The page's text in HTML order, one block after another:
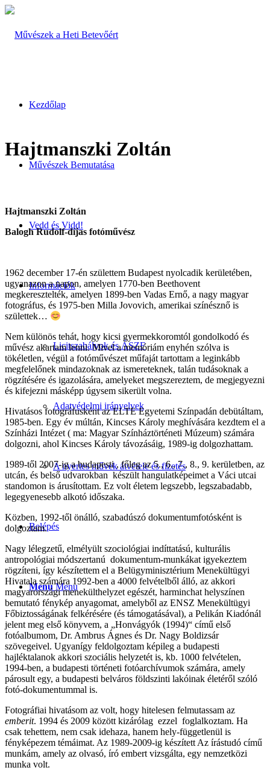
Kezdőlap
Művészek Bemutatása
Vedd és Vidd!
Információk
Licitszabályok és ÁSZF
Adatvédelmi irányelvek
A nyertes művek átvétele és fizetés
Belépés
Menu Menu
Hajtmanszki Zoltán
Hajtmanszki Zoltán
Balogh Rudolf-díjas fotóművész
1962 december 17-én születtem Budapest nyolcadik kerületében,
ugyanazon a napon, amelyen 1770-ben Beethovent
megkeresztelték, amelyen 1899-ben Vadas Ernő, a nagy magyar
fotográfus, és 1975-ben Milla Jovovich, amerikai színésznő is
születtek…
Nem különös tehát, hogy kicsi gyermekkoromtól gondolkodó és
művész akartam lenni. Mivel a memóriám enyhén szólva is
tökéletlen, végül a fotóművészet műfaját tartottam a leginkább
megfelelőnek mindazoknak az ismereteknek, talán tudásoknak a
rögzítésére és igazolására, amelyeket megszereztem, de megjegyezni
és kifejezni másképp úgysem sikerült volna.
Hivatásos fotográfusként az ELTE Egyetemi Színpadán debütáltam,
1985-ben. Egy év múltán, Kincses Károly meghívására kezdtem el a
Színházi Intézet ( ma: Magyar Színháztörténeti Múzeum) számára
dolgozni, ahol Kincses Károly távozásáig, 1989-ig dolgozhattam.
1989-től 2007-ig a budapesti , főleg az 5., 6., 7., 8., 9. kerületben, az
utcán, és belső udvarokban készült hangulatképeimet a Váci utcai
standomon is árusítottam. Ez volt életem legszebb, legszabadabb,
legegyenesebb alkotó időszaka.
Közben, 1992-től önálló, szabadúszó dokumentumfotósként is
dolgoztam.
Nagy lélegzetű, elmélyült szociológiai indíttatású, kulturális
antropológiai módszertanú dokumentum-munkákat igyekeztem
rögzíteni, így készítettem el a Belügyminisztérium Menekültügyi
Hivatala számára 1992-ben a 4000 felvételből álló, az akkori
magyarországi menekülthelyzet egészét, harminchat helyszínen
bemutató fénykép anyagomat, amelyből az ENSZ Menekültügyi
Főbiztosságának felkérésére (és támogatásával), a Pelikán Kiadónál
jelent meg első könyvem, a „Honvágyók (1994)“ című első
fotóalbumom, Dr. Ambrus Ágnes és Dr. Nagy Boldizsár
szövegeivel. Ugyanígy feldolgoztam képileg a budapesti
hajléktalanok akkori szociális helyzetét is, kb. 1000 felvételen,
1994-ben, a budapesti történeti fotóarchívumok számára, amely
párosult egy, a budapesti belváros földszinti lakóinak életéről szóló
fotó-dokumentummal is.
Fotográfiai hivatásom az volt, hogy hitelesen felmutassam az
emberit. 1994 és 2009 között kizárólag ezzel foglalkoztam. Ha
csak tehettem, nem csak idehaza, hanem hely-függetlenül is
fényképezem témáimat. Az 1989-2009-ig készített Az írástudó című
munkám, amely az olvasó, író embert vizsgálta, egy nemzetközi
munka volt.